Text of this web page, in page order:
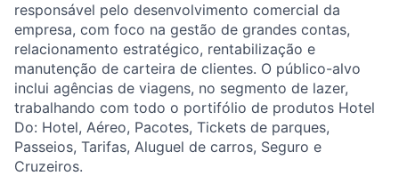
responsável pelo desenvolvimento comercial da
empresa, com foco na gestão de grandes contas,
relacionamento estratégico, rentabilização e
manutenção de carteira de clientes. O público-alvo
inclui agências de viagens, no segmento de lazer,
trabalhando com todo o portifólio de produtos Hotel
Do: Hotel, Aéreo, Pacotes, Tickets de parques,
Passeios, Tarifas, Aluguel de carros, Seguro e
Cruzeiros.